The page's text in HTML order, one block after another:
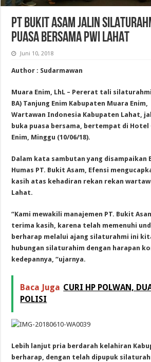
PT BUKIT ASAM JALIN
PUASA BERSAMA PWI LAHAT
Juni 10, 2018
Author : Sudarmawan
Muara Enim, LhL – Pererat tali
BA) Tanjung Enim Kabupaten Muara
Wartawan Indonesia Kabupaten Lahat,
buka puasa bersama, bertempat di Hotel
Enim, Minggu (10/06/18).
Dalam kata sambutan yang disampaikan
Humas PT. Bukit Asam, Efensi
kasih atas kehadiran rekan rekan
Lahat.
“Kami mewakili manajemen PT. Bukit
terima kasih, karena telah memenuhi
berharap melalui ajang silaturahmi ini
hubungan silaturahim dengan harapan
kedepannya, “ujarnya.
Baca Juga CURI HP POLWAN,
POLISI
Lebih lanjut pria berdarah kelahiran
berharap, dengan telah dipupuk